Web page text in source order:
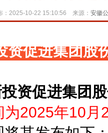
：2025-10-22 15:10:56 来源： 安徽
资促进集团股
资促进集团
为2025年10